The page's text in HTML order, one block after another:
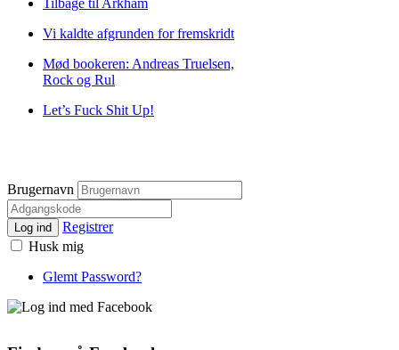
Vi kaldte afgrunden for fremskridt
Mød bookeren: Andreas Truelsen,
Rock og Rul
Let’s Fuck Shit Up!
Brugernavn
Log ind
Registrer
Husk mig
Glemt Password?